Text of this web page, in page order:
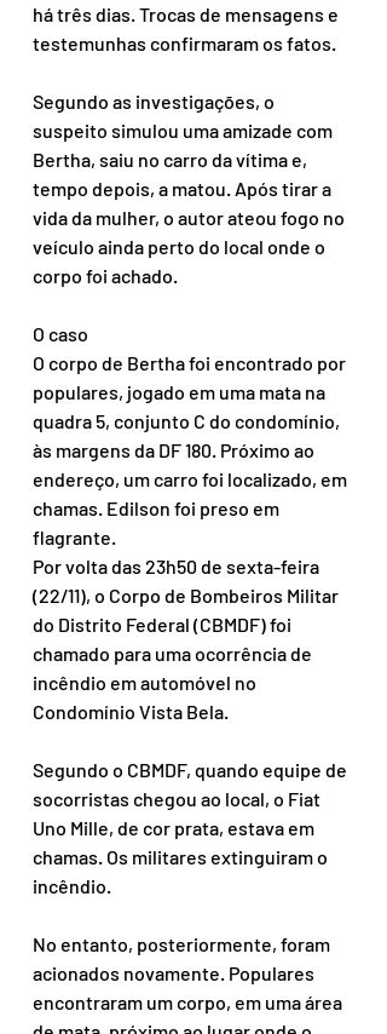
há três dias. Trocas de mensagens e
testemunhas confirmaram os fatos.
Segundo as investigações, o
suspeito simulou uma amizade com
Bertha, saiu no carro da vítima e,
tempo depois, a matou. Após tirar a
vida da mulher, o autor ateou fogo no
veículo ainda perto do local onde o
corpo foi achado.
O caso
O corpo de Bertha foi encontrado por
populares, jogado em uma mata na
quadra 5, conjunto C do condomínio,
às margens da DF 180. Próximo ao
endereço, um carro foi localizado, em
chamas. Edilson foi preso em
flagrante.
Por volta das 23h50 de sexta-feira
(22/11), o Corpo de Bombeiros Militar
do Distrito Federal (CBMDF) foi
chamado para uma ocorrência de
incêndio em automóvel no
Condomínio Vista Bela.
Segundo o CBMDF, quando equipe de
socorristas chegou ao local, o Fiat
Uno Mille, de cor prata, estava em
chamas. Os militares extinguiram o
incêndio.
No entanto, posteriormente, foram
acionados novamente. Populares
encontraram um corpo, em uma área